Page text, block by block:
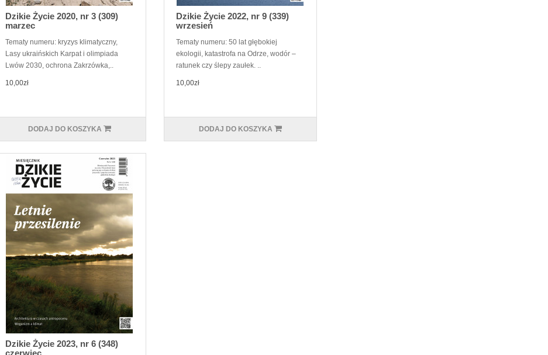
Dzikie Życie 2020, nr 3 (309)
marzec
Tematy numeru: kryzys klimatyczny,
Lasy ukraińskich Karpat i olimpiada
Lwów 2030, ochrona Zakrzówka,..
10,00zł
DODAJ DO KOSZYKA
Dzikie Życie 2022, nr 9 (339)
wrzesień
Tematy numeru: 50 lat głębokiej
ekologii, katastrofa na Odrze, wodór –
ratunek czy ślepy zaułek. ..
10,00zł
DODAJ DO KOSZYKA
Dzikie Życie 2023, nr 6 (348)